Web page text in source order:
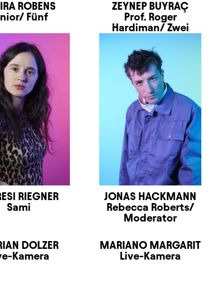
ROBENS
Fünf
ZEYNEP BUYRAÇ
Prof. Roger
Hardiman/ Zwei
RIEGNER
Sami
JONAS HACKMANN
Rebecca Roberts/
Moderator
DOLZER
Kamera
MARIANO MARGARIT
Live-Kamera